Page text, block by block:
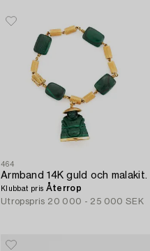
464
Armband 14K guld och malakit.
Klubbat pris Återrop
Utropspris 20 000 - 25 000 SEK